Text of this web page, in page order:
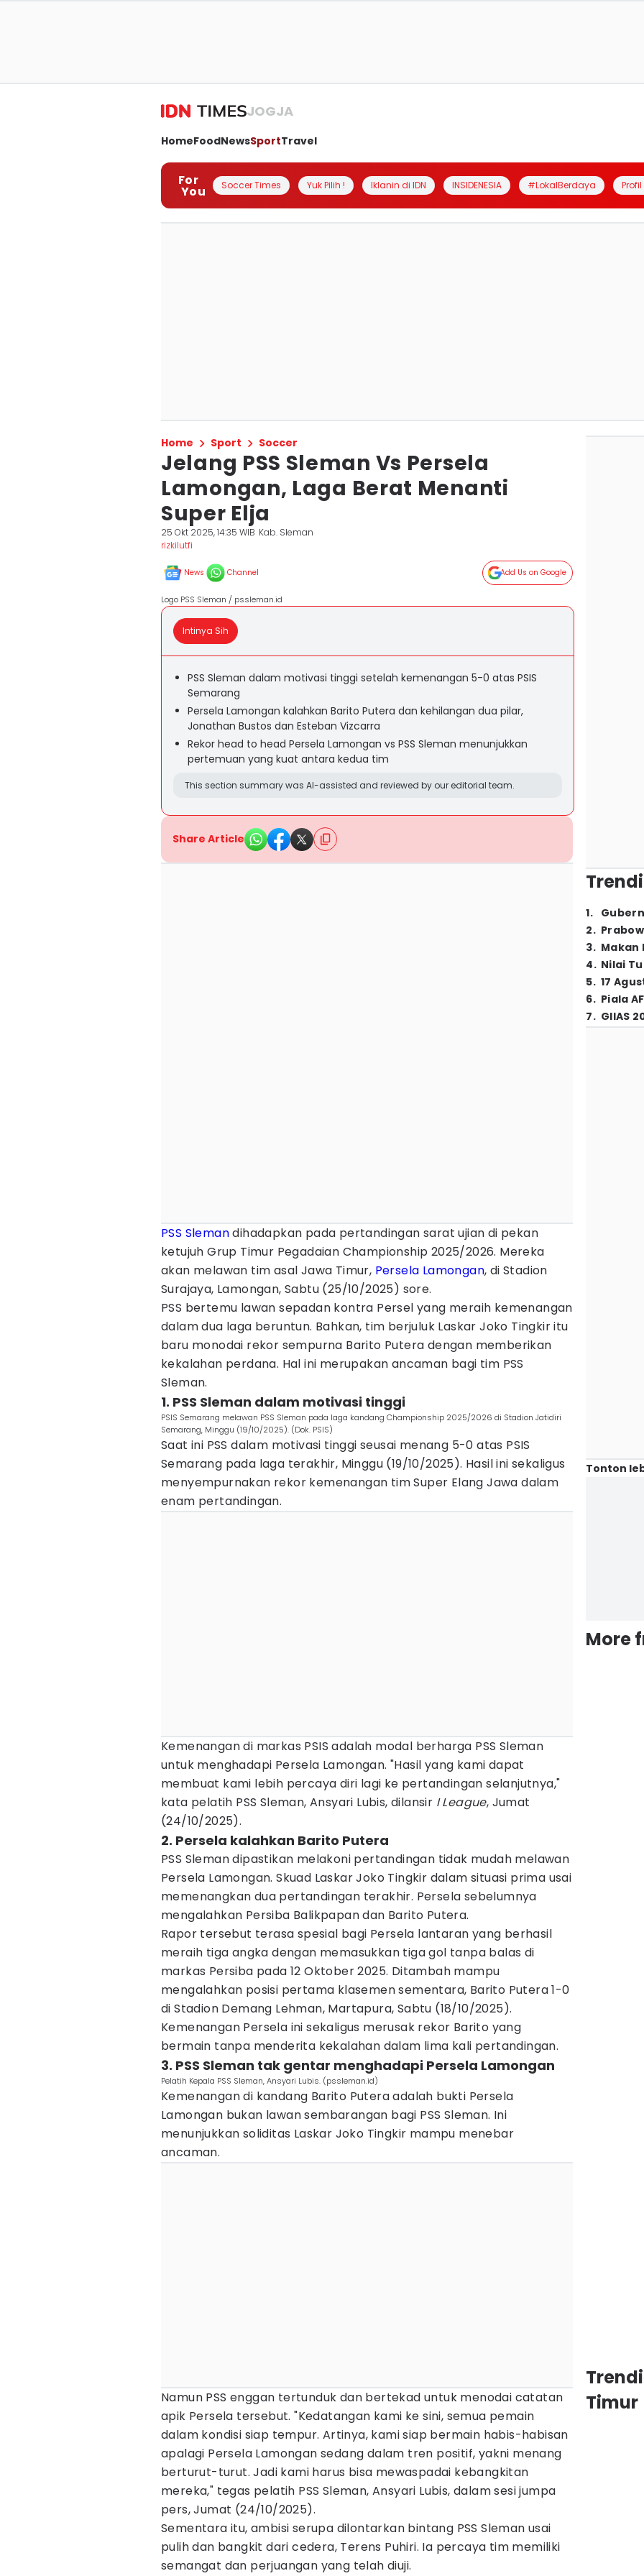
JOGJA
HomeFoodNewsSportTravel
For
You Soccer Times Yuk Pilih ! Iklanin di IDN INSIDENESIA #LokalBerdaya
Home Sport Soccer
Jelang PSS Sleman Vs Persela
Lamongan, Laga Berat Menanti
Super Elja
25 Okt 2025, 14:35 WIB Kab. Sleman
rizkilutfi
News Channel Add Us on Google
Logo PSS Sleman / pssleman.id
Intinya Sih
PSS Sleman dalam motivasi tinggi setelah kemenangan 5-0 atas PSIS
Semarang
Persela Lamongan kalahkan Barito Putera dan kehilangan dua pilar,
Jonathan Bustos dan Esteban Vizcarra
Rekor head to head Persela Lamongan vs PSS Sleman menunjukkan
pertemuan yang kuat antara kedua tim
This section summary was AI-assisted and reviewed by our editorial team.
Share Article
PSS Slemandihadapkan pada pertandingan sarat ujian di pekan
ketujuh Grup Timur Pegadaian Championship 2025/2026. Mereka
akan melawan tim asal Jawa Timur, Persela Lamongan, di Stadion
Surajaya, Lamongan, Sabtu (25/10/2025) sore.
PSS bertemu lawan sepadan kontra Persel yang meraih kemenangan
dalam dua laga beruntun. Bahkan, tim berjuluk Laskar Joko Tingkir itu
baru monodai rekor sempurna Barito Putera dengan memberikan
kekalahan perdana. Hal ini merupakan ancaman bagi tim PSS
Sleman.
1. PSS Sleman dalam motivasi tinggi
PSIS Semarang melawan PSS Sleman pada laga kandang Championship 2025/2026 di Stadion Jatidiri
Semarang, Minggu (19/10/2025). (Dok. PSIS)
Saat ini PSS dalam motivasi tinggi seusai menang 5-0 atas PSIS
Semarang pada laga terakhir, Minggu (19/10/2025). Hasil ini sekaligus
menyempurnakan rekor kemenangan tim Super Elang Jawa dalam
enam pertandingan.
Kemenangan di markas PSIS adalah modal berharga PSS Sleman
untuk menghadapi Persela Lamongan. "Hasil yang kami dapat
membuat kami lebih percaya diri lagi ke pertandingan selanjutnya,"
kata pelatih PSS Sleman, Ansyari Lubis, dilansir I League, Jumat
(24/10/2025).
2. Persela kalahkan Barito Putera
PSS Sleman dipastikan melakoni pertandingan tidak mudah melawan
Persela Lamongan. Skuad Laskar Joko Tingkir dalam situasi prima usai
memenangkan dua pertandingan terakhir. Persela sebelumnya
mengalahkan Persiba Balikpapan dan Barito Putera.
Rapor tersebut terasa spesial bagi Persela lantaran yang berhasil
meraih tiga angka dengan memasukkan tiga gol tanpa balas di
markas Persiba pada 12 Oktober 2025. Ditambah mampu
mengalahkan posisi pertama klasemen sementara, Barito Putera 1-0
di Stadion Demang Lehman, Martapura, Sabtu (18/10/2025).
Kemenangan Persela ini sekaligus merusak rekor Barito yang
bermain tanpa menderita kekalahan dalam lima kali pertandingan.
3. PSS Sleman tak gentar menghadapi Persela Lamongan
Pelatih Kepala PSS Sleman, Ansyari Lubis. (pssleman.id)
Kemenangan di kandang Barito Putera adalah bukti Persela
Lamongan bukan lawan sembarangan bagi PSS Sleman. Ini
menunjukkan soliditas Laskar Joko Tingkir mampu menebar
ancaman.
Namun PSS enggan tertunduk dan bertekad untuk menodai catatan
apik Persela tersebut. "Kedatangan kami ke sini, semua pemain
dalam kondisi siap tempur. Artinya, kami siap bermain habis-habisan
apalagi Persela Lamongan sedang dalam tren positif, yakni menang
berturut-turut. Jadi kami harus bisa mewaspadai kebangkitan
mereka," tegas pelatih PSS Sleman, Ansyari Lubis, dalam sesi jumpa
pers, Jumat (24/10/2025).
Sementara itu, ambisi serupa dilontarkan bintang PSS Sleman usai
pulih dan bangkit dari cedera, Terens Puhiri. Ia percaya tim memiliki
semangat dan perjuangan yang telah diuji.
1.
2.
3. Makan
4. Nilai
5. 17
6. Piala
7. GIIAS
Tonton
More
Timur